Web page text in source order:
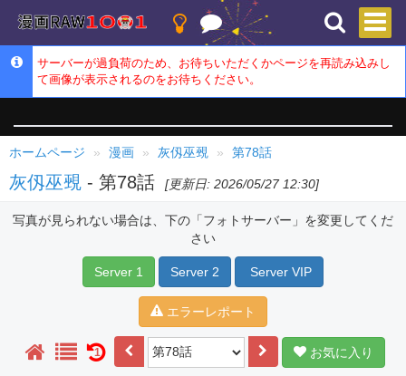
サーバーが過負荷のため、お待ちいただくかページを再読み込みし
て画像が表示されるのをお待ちください。
ホームページ 漫画 灰仭巫覡 第78話
灰仭巫覡 - 第78話 [更新日: 2026/05/27 12:30]
写真が見られない場合は、下の「フォトサーバー」を変更してくだ
さい
Server 1 Server 2 Server VIP
エラーレポート
1 お気に入り